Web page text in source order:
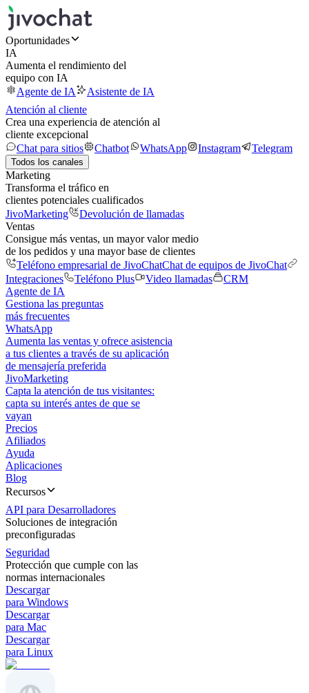
Oportunidades
IA
Aumenta el rendimiento del
equipo con IA
Agente de IA
Asistente de IA
Atención al cliente
Crea una experiencia de atención al
cliente excepcional
Chat para sitios
Chatbot WhatsApp Instagram Telegram
Todos los canales
Marketing
Transforma el tráfico en
clientes potenciales cualificados
JivoMarketing
Devolución de llamadas
Ventas
Consigue más ventas, un mayor valor medio
de los pedidos y una mayor base de clientes
Teléfono empresarial de JivoChatChat de equipos de JivoChat
Integraciones
Teléfono Plus Video llamadas
CRM
Agente de IA
Gestiona las preguntas
más frecuentes
WhatsApp
Aumenta las ventas y ofrece asistencia
a tus clientes a través de su aplicación
de mensajería preferida
JivoMarketing
Capta la atención de tus visitantes:
capta su interés antes de que se
vayan
Precios
Afiliados
Ayuda
Aplicaciones
Blog
Recursos
API para Desarrolladores
Soluciones de integración
preconfiguradas
Seguridad
Protección que cumple con las
normas internacionales
Descargar
para Windows
Descargar
para Mac
Descargar
para Linux